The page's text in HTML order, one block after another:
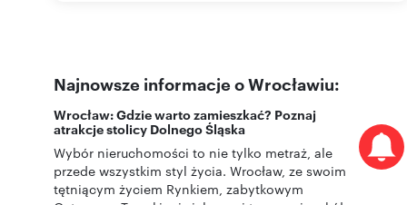
Najnowsze informacje o Wrocławiu:
Wrocław: Gdzie warto zamieszkać? Poznaj
atrakcje stolicy Dolnego Śląska
Wybór nieruchomości to nie tylko metraż, ale
przede wszystkim styl życia. Wrocław, ze swoim
tętniącym życiem Rynkiem, zabytkowym